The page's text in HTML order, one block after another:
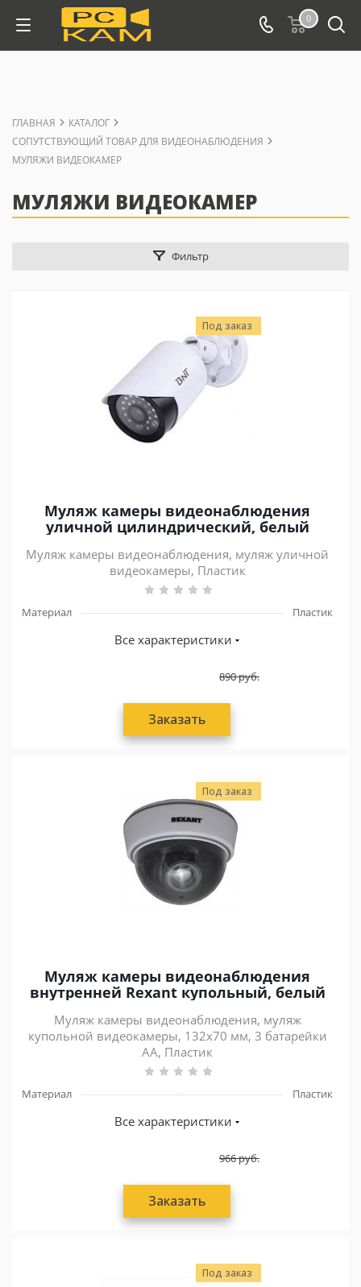
0
ГЛАВНАЯ
КАТАЛОГ
СОПУТСТВУЮЩИЙ ТОВАР ДЛЯ ВИДЕОНАБЛЮДЕНИЯ
МУЛЯЖИ ВИДЕОКАМЕР
МУЛЯЖИ ВИДЕОКАМЕР
Фильтр
Под заказ
Муляж камеры видеонаблюдения
уличной цилиндрический, белый
Муляж камеры видеонаблюдения, муляж уличной
видеокамеры, Пластик
Материал Пластик
Все характеристики
890руб.
Заказать
Под заказ
Муляж камеры видеонаблюдения
внутренней Rexant купольный, белый
Муляж камеры видеонаблюдения, муляж
купольной видеокамеры, 132x70 мм, 3 батарейки
AA, Пластик
Материал Пластик
Все характеристики
966руб.
Заказать
Под заказ